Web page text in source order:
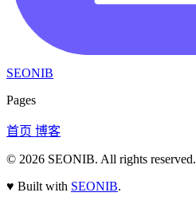
SEONIB
Pages
首页 博客
© 2026 SEONIB. All rights reserved.
♥ Built with SEONIB.